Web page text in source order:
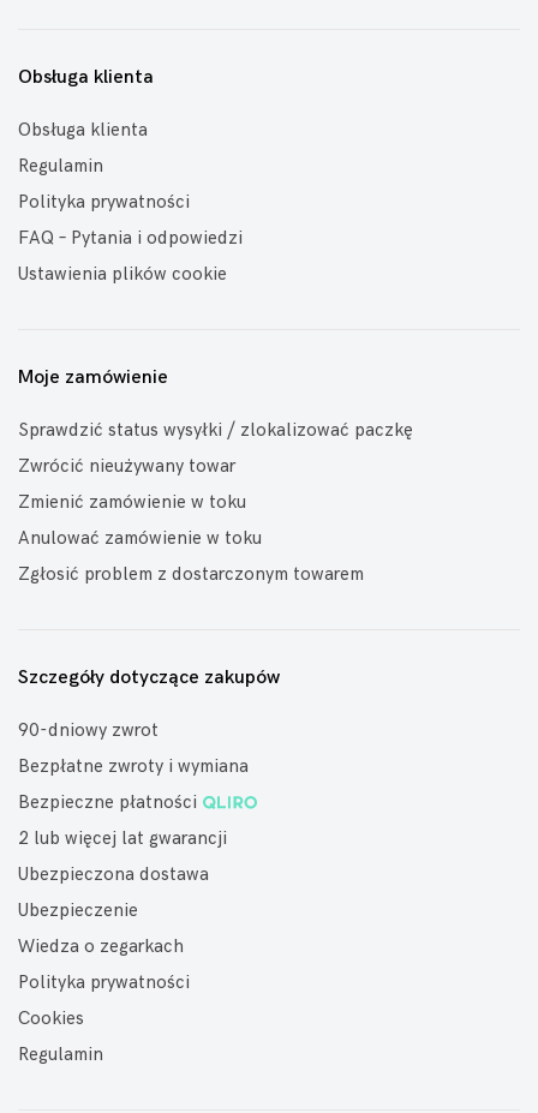
Obsługa klienta
Obsługa klienta
Regulamin
Polityka prywatności
FAQ – Pytania i odpowiedzi
Ustawienia plików cookie
Moje zamówienie
Sprawdzić status wysyłki / zlokalizować paczkę
Zwrócić nieużywany towar
Zmienić zamówienie w toku
Anulować zamówienie w toku
Zgłosić problem z dostarczonym towarem
Szczegóły dotyczące zakupów
90-dniowy zwrot
Bezpłatne zwroty i wymiana
Bezpieczne płatności
2 lub więcej lat gwarancji
Ubezpieczona dostawa
Ubezpieczenie
Wiedza o zegarkach
Polityka prywatności
Cookies
Regulamin